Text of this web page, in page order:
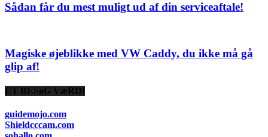
Sådan får du mest muligt ud af din serviceaftale!
Magiske øjeblikke med VW Caddy, du ikke må gå
glip af!
ET BESøG VæRD!
guidemojo.com
Shieldcccam.com